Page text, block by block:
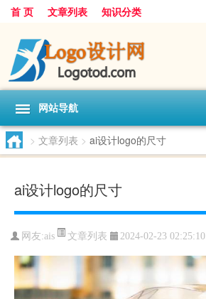
首 页 文章列表 知识分类
网站导航
> 文章列表 > ai设计logo的尺寸
ai设计logo的尺寸
网友:ais 文章列表 2024-02-23 02:25:10